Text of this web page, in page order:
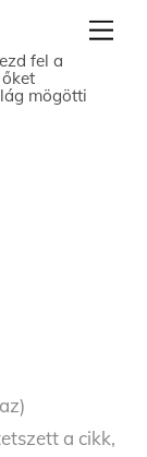
fel a
mögötti
a cikk,